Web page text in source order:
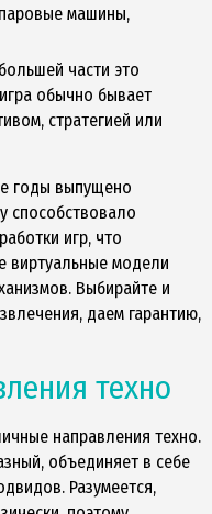
машины,
части это
обычно бывает
стратегией или
годы выпущено
способствовало
игр, что
виртуальные модели
Выбирайте и
даем гарантию,
техно
направления техно.
объединяет в себе
Разумеется,